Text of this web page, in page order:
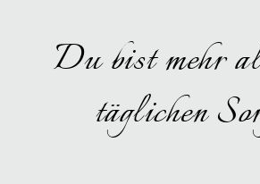
Du bist mehr
täglichen